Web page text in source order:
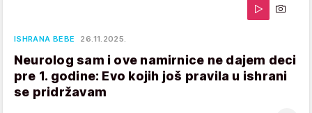
ISHRANA BEBE 26.11.2025.
Neurolog sam i ove namirnice ne dajem deci
pre 1. godine: Evo kojih još pravila u ishrani
se pridržavam